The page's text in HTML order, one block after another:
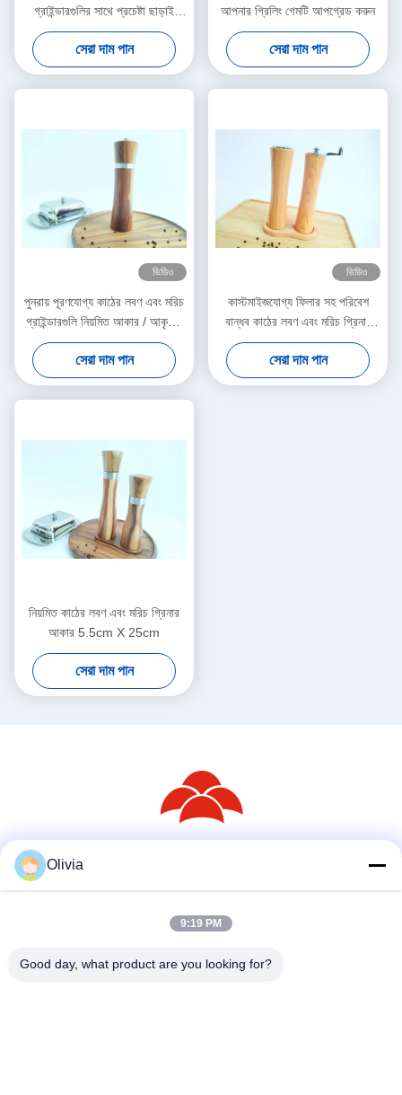
গ্রাইন্ডারগুলির সাথে প্রচেষ্টা ছাড়াই
গ্রাইন্ডিং 5x16.3 সেমি আকার
সেরা দাম পান
আপনার গ্রিলিং গেমটি আপগ্রেড করুন
সেরা দাম পান
ভিডিও
পুনরায় পূরণযোগ্য কাঠের লবণ এবং মরিচ
গ্রাইন্ডারগুলি নিয়মিত আকার / আকৃতির
সাথে
সেরা দাম পান
ভিডিও
কাস্টমাইজযোগ্য ফিলার সহ পরিবেশ
বান্ধব কাঠের লবণ এবং মরিচ গ্রিনার
ব্যবহারকারী বন্ধুত্বপূর্ণ নকশা
সেরা দাম পান
নিয়মিত কাঠের লবণ এবং মরিচ গ্রিনার
আকার 5.5cm X 25cm
সেরা দাম পান
Olivia
9:19 PM
Good day, what product are you looking for?